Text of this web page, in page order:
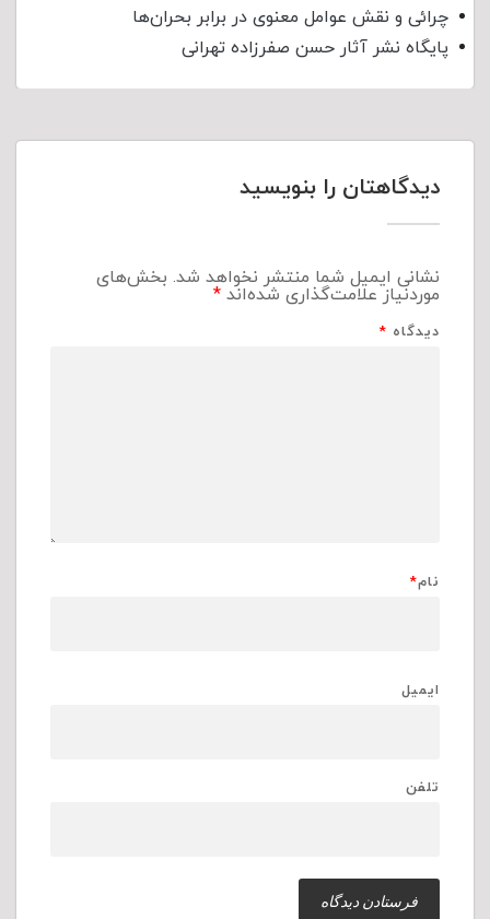
چرائی و نقش عوامل معنوی در برابر بحران‌ها
پایگاه نشر آثار حسن صفرزاده تهرانی
دیدگاهتان را بنویسید
نشانی ایمیل شما منتشر نخواهد شد. بخش‌های
موردنیاز علامت‌گذاری شده‌اند*
دیدگاه *
نام*
ایمیل
تلفن